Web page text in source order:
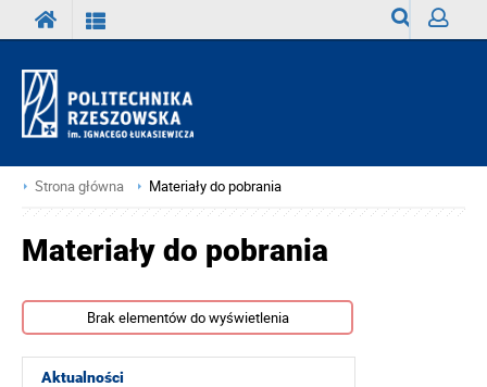
Strona główna Materiały do pobrania
Aktualności
Materiały do pobrania
Brak elementów do wyświetlenia